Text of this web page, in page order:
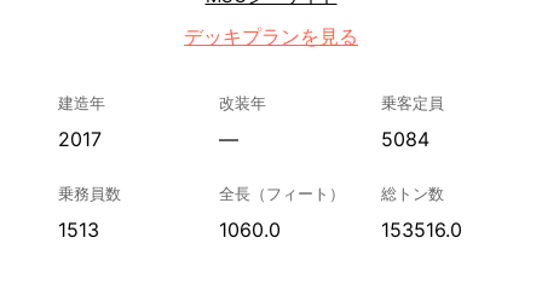
デッキプランを見る
建造年
2017
改装年
—
乗客定員
5084
乗務員数
1513
全長（フィート）
1060.0
総トン数
153516.0